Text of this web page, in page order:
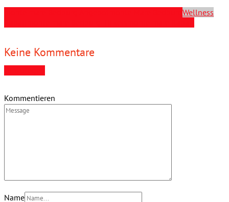
Wellness
Keine Kommentare
Kommentieren
Name